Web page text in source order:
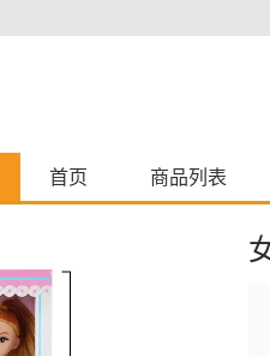
首页 商品列表